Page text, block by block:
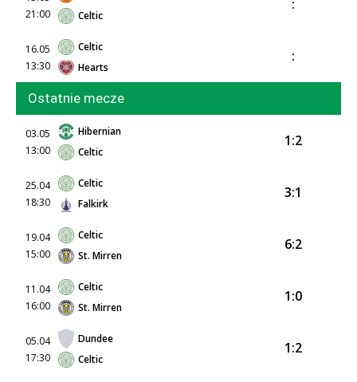
21:00
Celtic
:
16.05
13:30
Celtic
Hearts
:
Ostatnie mecze
03.05
13:00
Hibernian
Celtic
1:2
25.04
18:30
Celtic
Falkirk
3:1
19.04
15:00
Celtic
St. Mirren
6:2
11.04
16:00
Celtic
St. Mirren
1:0
05.04
17:30
Dundee
Celtic
1:2